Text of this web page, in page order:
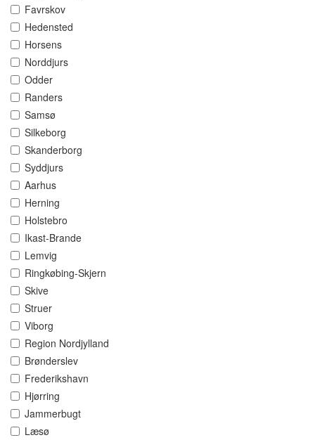
Favrskov
Hedensted
Horsens
Norddjurs
Odder
Randers
Samsø
Silkeborg
Skanderborg
Syddjurs
Aarhus
Herning
Holstebro
Ikast-Brande
Lemvig
Ringkøbing-Skjern
Skive
Struer
Viborg
Region Nordjylland
Brønderslev
Frederikshavn
Hjørring
Jammerbugt
Læsø